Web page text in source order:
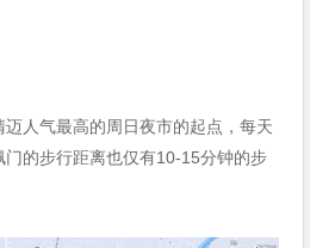
人气最高的周日夜市的起点，每天
的步行距离也仅有10-15分钟的步